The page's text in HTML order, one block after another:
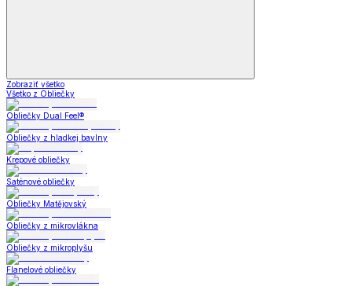
Zobraziť všetko
Všetko z Obliečky
Obliečky Dual Feel®
Obliečky z hladkej bavlny
Krepové obliečky
Saténové obliečky
Obliečky Matějovský
Obliečky z mikrovlákna
Obliečky z mikroplyšu
Flanelové obliečky